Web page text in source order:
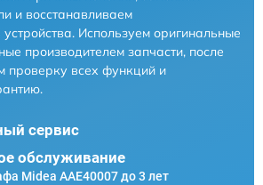
и восстанавливаем
устройства. Используем оригинальные
производителем запчасти, после
проверку всех функций и
сервис
обслуживание
Midea AAE40007 до 3 лет